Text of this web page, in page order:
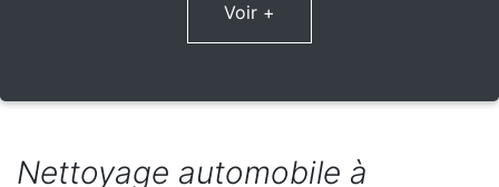
Voir +
Nettoyage automobile à